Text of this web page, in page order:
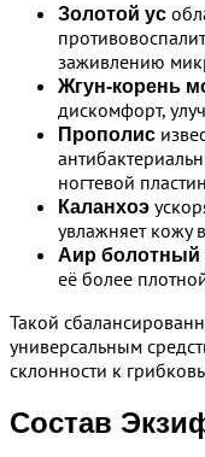
Золотой ус
заживлению
Жгун-корень
дискомфорт,
Прополис
ногтевой
Каланхоэ
увлажняет кожу
Аир болотный
её более
Такой
универсальным
склонности к
Состав